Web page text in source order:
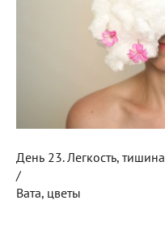
День 23. Легкость, тишина
/
Вата, цветы